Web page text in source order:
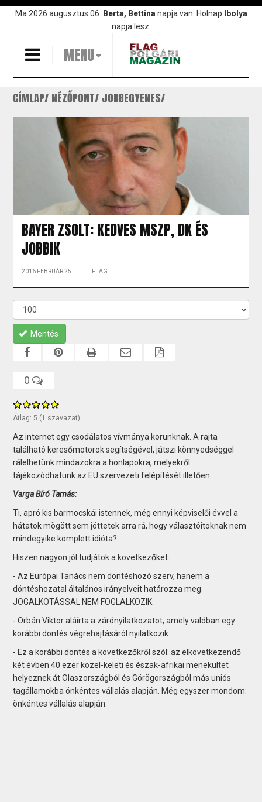
UgrásMa 2026 augusztus 06. Berta, Bettina napja van. Holnap
Ibolya
napja lesz.
MENU
CÍMLAP NÉZŐPONT JOBBEGYENES
BAYER ZSOLT: KEDVES MSZP, DK ÉS
JOBBIK
2016 FEBRUÁR 25. FLAG
Mentés
0
Átlag: 5 (1 szavazat)
Az internet egy csodálatos vívmánya korunknak. A rajta
található keresőmotorok segítségével, játszi könnyedséggel
rálelhetünk mindazokra a honlapokra, melyekről
tájékozódhatunk az EU szervezeti felépítését illetően.
Varga Bíró Tamás:
Ti, apró kis barmocskái istennek, még ennyi képviselői évvel a
hátatok mögött sem jöttetek arra rá, hogy választóitoknak nem
mindegyike komplett idióta?
Hiszen nagyon jól tudjátok a következőket:
- Az Európai Tanács nem döntéshozó szerv, hanem a
döntéshozatal általános irányelveit határozza meg.
JOGALKOTÁSSAL NEM FOGLALKOZIK.
- Orbán Viktor aláírta a zárónyilatkozatot, amely valóban egy
korábbi döntés végrehajtásáról nyilatkozik.
- Ez a korábbi döntés a következőkről szól: az elkövetkezendő
két évben 40 ezer közel-keleti és észak-afrikai menekültet
helyeznek át Olaszországból és Görögországból más uniós
tagállamokba önkéntes vállalás alapján. Még egyszer mondom:
önkéntes vállalás alapján.